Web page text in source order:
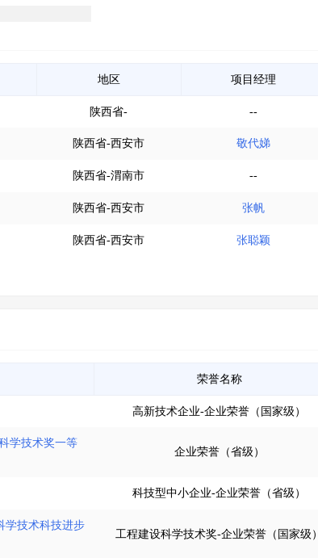
地区 项目经理
陕西省- --
陕西省-西安市 敬代娣
陕西省-渭南市 --
陕西省-西安市 张帆
陕西省-西安市 张聪颖
荣誉名称
高新技术企业-企业荣誉（国家级）
学技术奖一等
企业荣誉（省级）
科技型中小企业-企业荣誉（省级）
学技术科技进步
工程建设科学技术奖-企业荣誉（国家级）